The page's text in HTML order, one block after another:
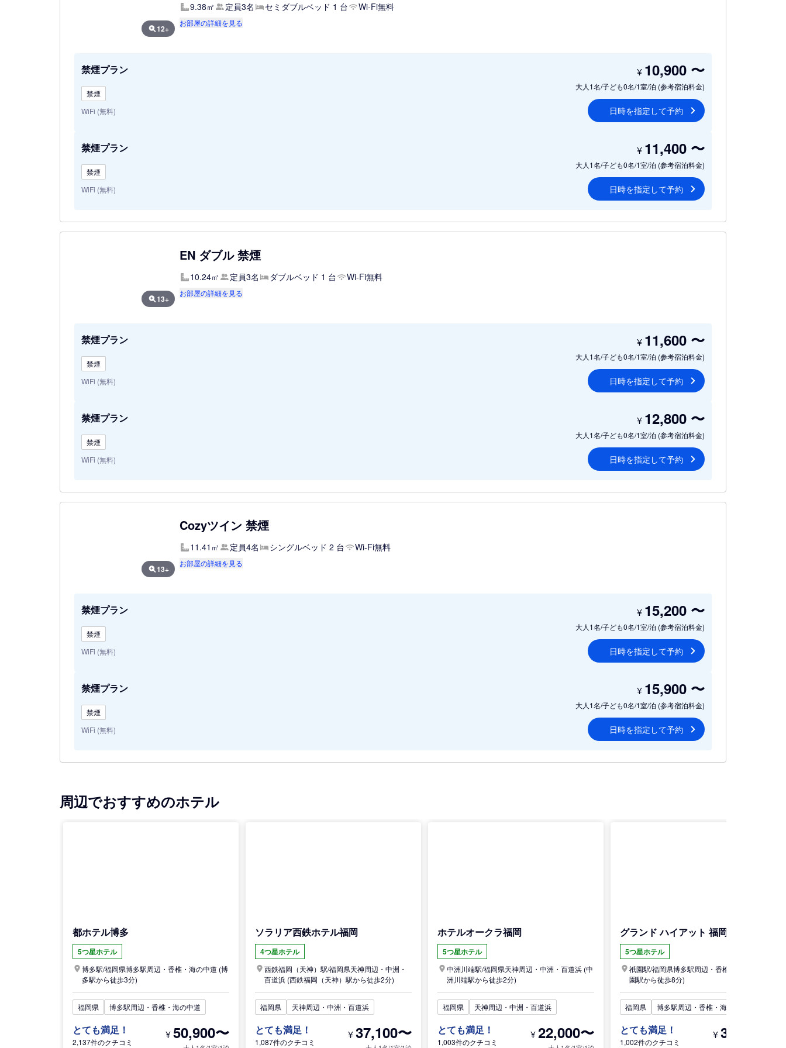
12+
9.38㎡ 定員3名 セミダブルベッド 1 台 Wi-Fi無料
お部屋の詳細を見る
禁煙プラン
禁煙
WiFi (無料)
大人1名/子ども0名/1室/泊 (参考宿泊料金)
¥ 10,900 〜
日時を指定して予約
禁煙プラン
禁煙
WiFi (無料)
大人1名/子ども0名/1室/泊 (参考宿泊料金)
¥ 11,400 〜
日時を指定して予約
13+
EN ダブル 禁煙
10.24㎡ 定員3名 ダブルベッド 1 台 Wi-Fi無料
お部屋の詳細を見る
禁煙プラン
禁煙
WiFi (無料)
大人1名/子ども0名/1室/泊 (参考宿泊料金)
¥ 11,600 〜
日時を指定して予約
禁煙プラン
禁煙
WiFi (無料)
大人1名/子ども0名/1室/泊 (参考宿泊料金)
¥ 12,800 〜
日時を指定して予約
13+
Cozyツイン 禁煙
11.41㎡ 定員4名 シングルベッド 2 台 Wi-Fi無料
お部屋の詳細を見る
禁煙プラン
禁煙
WiFi (無料)
大人1名/子ども0名/1室/泊 (参考宿泊料金)
¥ 15,200 〜
日時を指定して予約
禁煙プラン
禁煙
WiFi (無料)
大人1名/子ども0名/1室/泊 (参考宿泊料金)
¥ 15,900 〜
日時を指定して予約
周辺でおすすめのホテル
都ホテル博多
5つ星ホテル
博多駅/福岡県博多駅周辺・香椎・海の中道 (博
多駅から徒歩3分)
福岡県 博多駅周辺・香椎・海の中道
とても満足！
2,137件のクチコミ
¥50,900〜
ソラリア西鉄ホテル福岡
4つ星ホテル
西鉄福岡（天神）駅/福岡県天神周辺・中洲・
百道浜 (西鉄福岡（天神）駅から徒歩2分)
福岡県 天神周辺・中洲・百道浜
とても満足！
1,087件のクチコミ
¥37,100〜
ホテルオークラ福岡
5つ星ホテル
中洲川端駅/福岡県天神周辺・中洲・百道浜 (中
洲川端駅から徒歩2分)
福岡県 天神周辺・中洲・百道浜
とても満足！
1,003件のクチコミ
¥22,000〜
グランド ハイアット 福岡
5つ星ホテル
祇園駅/福岡県博多駅周辺・香椎・海の中道
園駅から徒歩8分)
福岡県 博多駅周辺・香椎・海の中道
とても満足！
1,002件のクチコミ
¥34,500〜